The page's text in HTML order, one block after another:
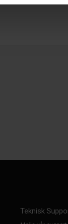
Teknisk